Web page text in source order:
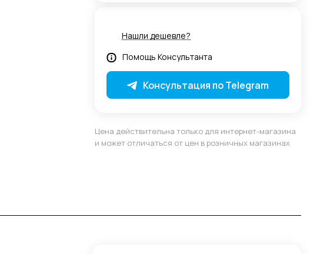
Нашли дешевле?
Помощь Консультанта
Консультация по Telegram
Цена действительна только для интернет-магазина
и может отличаться от цен в розничных магазинах